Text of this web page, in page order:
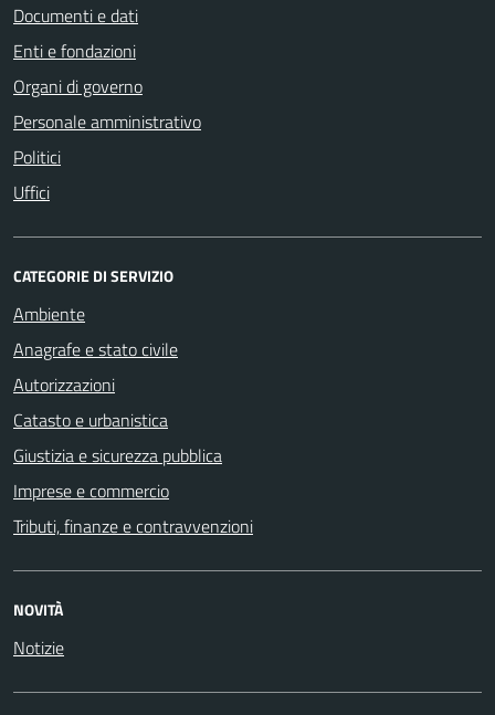
Documenti e dati
Enti e fondazioni
Organi di governo
Personale amministrativo
Politici
Uffici
CATEGORIE DI SERVIZIO
Ambiente
Anagrafe e stato civile
Autorizzazioni
Catasto e urbanistica
Giustizia e sicurezza pubblica
Imprese e commercio
Tributi, finanze e contravvenzioni
NOVITÀ
Notizie